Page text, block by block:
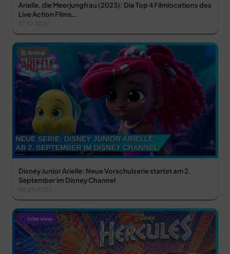
Arielle, die Meerjungfrau (2023): Die Top 4 Filmlocations des
Live Action Films…
Artikel
Disney Junior Arielle: Neue Vorschulserie startet am 2.
September im Disney Channel
08.08.2024
Interview